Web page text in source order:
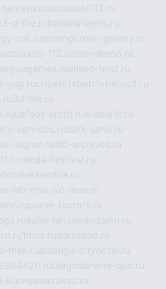
accounts112.ru
3-d-file.ru hahahaharms.ru
cat.ruopsmgr.ruev-gallery.ru
accounts-112.rucsm-demo.ru
allseo-host.ru
yug.rucricetc1xbetr1xbetcc2.ru
3d-file.ru
uafoot-statti.rue-abis1c.ru
kts-services.rudark-sand.ru
x-legion.rusib-archives.ru
venda-festival.ru
lab-msk.ru1-mus.ru
purse-factory.ru
adler-jun.rubandamn.ru
1mus.rudarksand.ru
msk.rualabuga-cityhotel.ru
2864420.rublagodarenie-spb.ru
kuhnyanazakaz.ru